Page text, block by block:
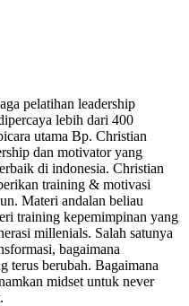
pelatihan leadership
lebih dari 400
utama Bp. Christian
dan motivator yang
di indonesia. Christian
training & motivasi
Materi andalan beliau
training kepemimpinan yang
millenials. Salah satunya
bagaimana
terus berubah. Bagaimana
midset untuk never